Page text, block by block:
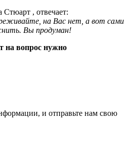
Стюарт , отвечает:
на Вас нет, а вот сами
Вы продуман!
на вопрос нужно
и отправьте нам свою